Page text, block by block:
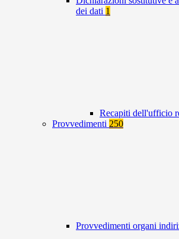
dei dati 1
Recapiti dell'ufficio
Provvedimenti 250
Provvedimenti organi